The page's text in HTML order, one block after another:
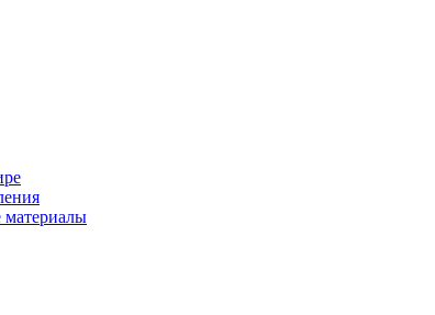
материалы